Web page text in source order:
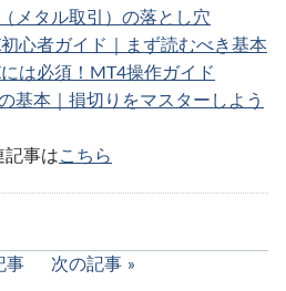
メタル取引）の落とし穴
心者ガイド｜まず読むべき基本
は必須！MT4操作ガイド
基本｜損切りをマスターしよう
記事はこちら
事 次の記事